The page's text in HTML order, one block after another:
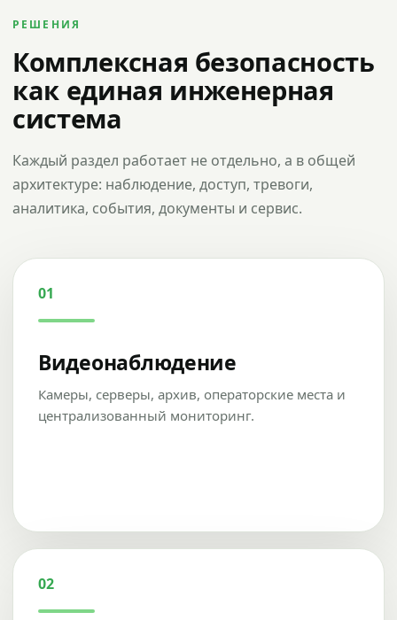
РЕШЕНИЯ
Комплексная безопасность
как единая инженерная
система
Каждый раздел работает не отдельно, а в общей
архитектуре: наблюдение, доступ, тревоги,
аналитика, события, документы и сервис.
01
Видеонаблюдение
Камеры, серверы, архив, операторские места и
централизованный мониторинг.
02